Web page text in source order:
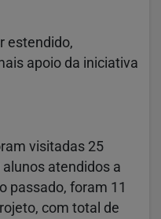
estendido,
apoio da iniciativa
visitadas 25
atendidos a
passado, foram 11
com total de